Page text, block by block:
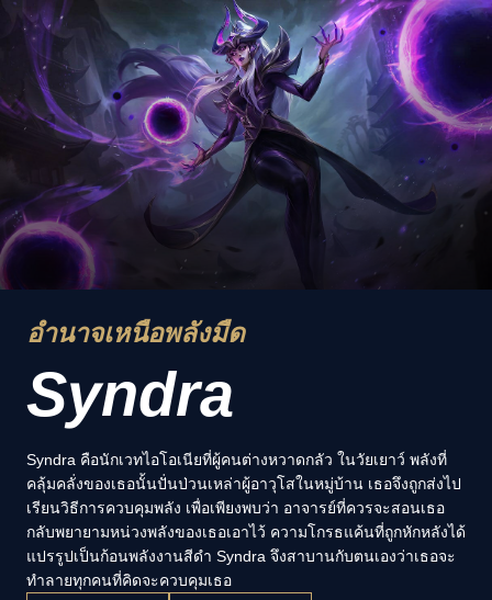
อำนาจเหนือพลังมืด
Syndra
Syndra คือนักเวทไอโอเนียที่ผู้คนต่างหวาดกลัว ในวัยเยาว์ พลังที่
คลุ้มคลั่งของเธอนั้นปั่นป่วนเหล่าผู้อาวุโสในหมู่บ้าน เธอจึงถูกส่งไป
เรียนวิธีการควบคุมพลัง เพื่อเพียงพบว่า อาจารย์ที่ควรจะสอนเธอ
กลับพยายามหน่วงพลังของเธอเอาไว้ ความโกรธแค้นที่ถูกหักหลังได้
แปรรูปเป็นก้อนพลังงานสีดำ Syndra จึงสาบานกับตนเองว่าเธอจะ
ทำลายทุกคนที่คิดจะควบคุมเธอ